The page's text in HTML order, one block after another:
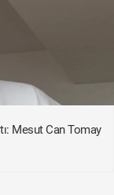
Mesut Can Tomay